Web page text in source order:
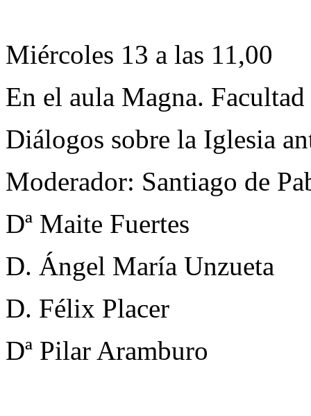
Miércoles 13 a las 11,00
En el aula Magna.
Diálogos sobre la Iglesia
Moderador: Santiago de
Dª Maite Fuertes
D. Ángel María Unzueta
D. Félix Placer
Dª Pilar Aramburo